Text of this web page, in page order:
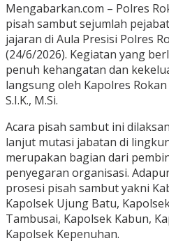
Mengabarkan.com – Polres
pisah sambut sejumlah
jajaran di Aula Presisi Polres
(24/6/2026). Kegiatan yang
penuh kehangatan dan
langsung oleh Kapolres
S.I.K., M.Si.
Acara pisah sambut ini
lanjut mutasi jabatan di
merupakan bagian dari
penyegaran organisasi.
prosesi pisah sambut yakni
Kapolsek Ujung Batu,
Tambusai, Kapolsek Kabun,
Kapolsek Kepenuhan.